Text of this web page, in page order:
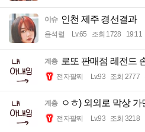
이슈 인천 제주 경선결과
윤석렬 Lv.65 조회 1728 19:11
계층 로또 판매점 레전드
전자팔찌 Lv.93 조회 2777
계층 ㅇㅎ) 외외로 막상
전자팔찌 Lv.93 조회 3218